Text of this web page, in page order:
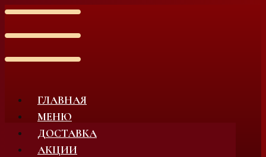
ГЛАВНАЯ
МЕНЮ
ДОСТАВКА
АКЦИИ